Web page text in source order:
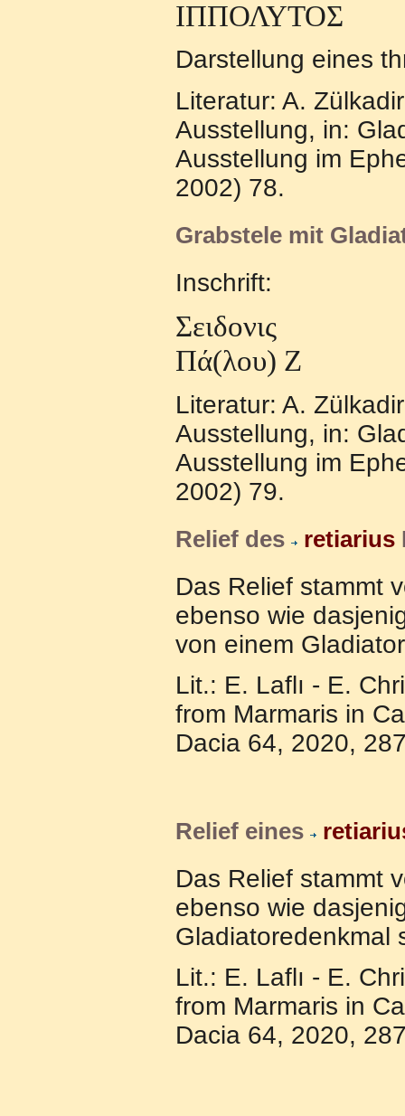
ΙΠΠΟΛΥΤΟΣ
Darstellung eines
Literatur: A.
Ausstellung, in:
Ausstellung im
2002) 78.
Grabstele mit
Inschrift:
Σειδονις
Πά(λου) Ζ
Literatur: A.
Ausstellung, in:
Ausstellung im
2002) 79.
Relief des retiarius
Das Relief stammt
ebenso wie
von einem
Lit.: E. Laflı - E.
from Marmaris in
Dacia 64, 2020,
Relief eines
Das Relief stammt
ebenso wie
Gladiatoredenkmal
Lit.: E. Laflı - E.
from Marmaris in
Dacia 64, 2020,